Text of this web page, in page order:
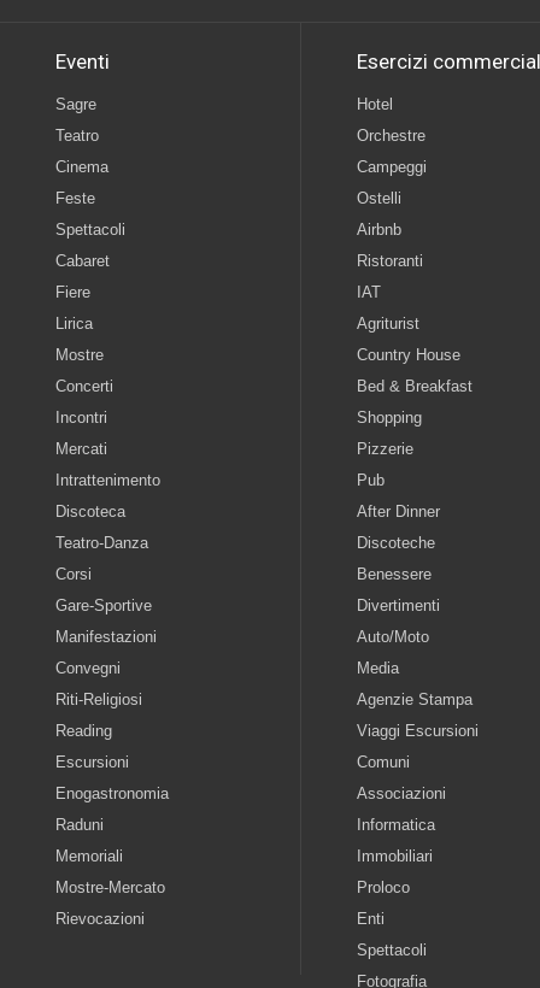
Eventi
Sagre
Teatro
Cinema
Feste
Spettacoli
Cabaret
Fiere
Lirica
Mostre
Concerti
Incontri
Mercati
Intrattenimento
Discoteca
Teatro-Danza
Corsi
Gare-Sportive
Manifestazioni
Convegni
Riti-Religiosi
Reading
Escursioni
Enogastronomia
Raduni
Memoriali
Mostre-Mercato
Rievocazioni
Esercizi
Hotel
Orchestre
Campeggi
Ostelli
Airbnb
Ristoranti
IAT
Agriturist
Country House
Bed & Breakfast
Shopping
Pizzerie
Pub
After Dinner
Discoteche
Benessere
Divertimenti
Auto/Moto
Media
Agenzie Stampa
Viaggi Escursioni
Comuni
Associazioni
Informatica
Immobiliari
Proloco
Enti
Spettacoli
Fotografia